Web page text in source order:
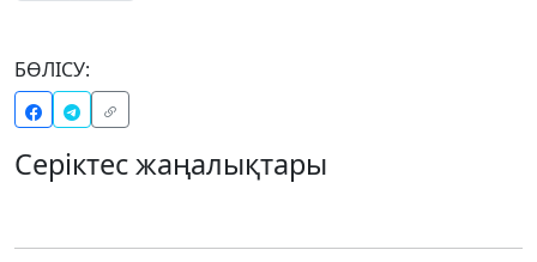
БӨЛІСУ:
Серіктес жаңалықтары